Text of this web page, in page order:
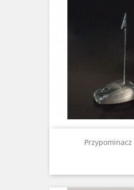
Przypominacz